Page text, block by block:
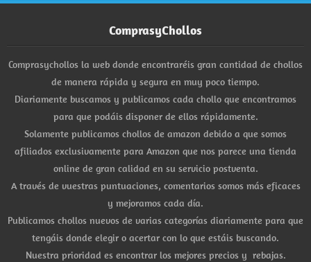
ComprasyChollos
Comprasychollos la web donde encontraréis gran cantidad de chollos
de manera rápida y segura en muy poco tiempo.
Diariamente buscamos y publicamos cada chollo que encontramos
para que podáis disponer de ellos rápidamente.
Solamente publicamos chollos de amazon debido a que somos
afiliados exclusivamente para Amazon que nos parece una tienda
online de gran calidad en su servicio postventa.
A través de vuestras puntuaciones, comentarios somos más eficaces
y mejoramos cada día.
Publicamos chollos nuevos de varias categorías diariamente para que
tengáis donde elegir o acertar con lo que estáis buscando.
Nuestra prioridad es encontrar los mejores precios y rebajas.